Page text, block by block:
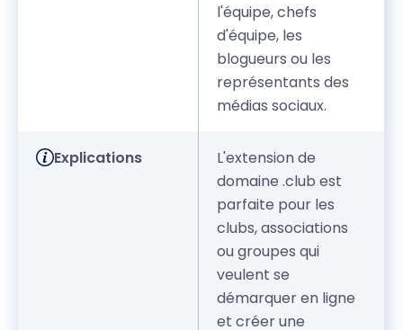
l'équipe, chefs
d'équipe, les
blogueurs ou les
représentants des
médias sociaux.
Explications
L'extension de
domaine .club est
parfaite pour les
clubs, associations
ou groupes qui
veulent se
démarquer en ligne
et créer une